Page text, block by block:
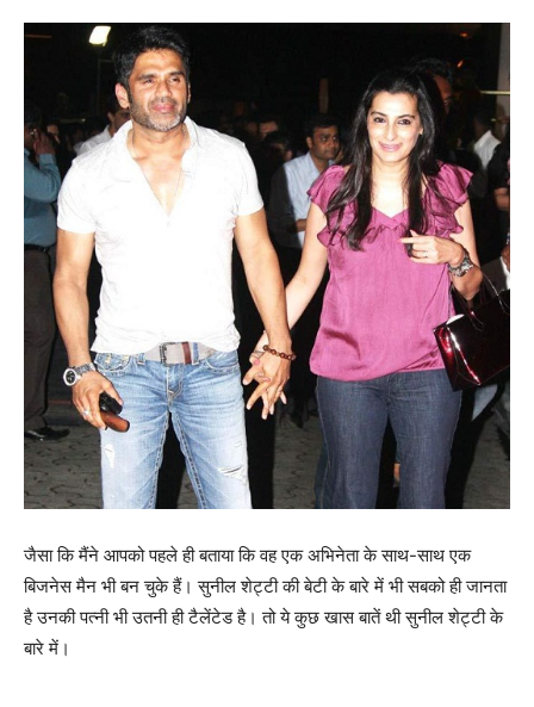
जैसा कि मैंने आपको पहले ही बताया कि वह एक अभिनेता के साथ-साथ एक
बिजनेस मैन भी बन चुके हैं। सुनील शेट्टी की बेटी के बारे में भी सबको ही जानता
है उनकी पत्नी भी उतनी ही टैलेंटेड है। तो ये कुछ खास बातें थी सुनील शेट्टी के
बारे में।